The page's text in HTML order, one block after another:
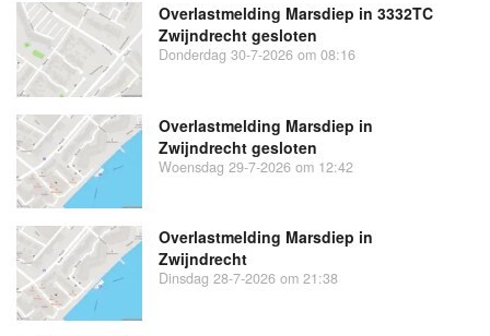
Overlastmelding Marsdiep in 3332TC
Zwijndrecht gesloten
Donderdag 30-7-2026 om 08:16
Overlastmelding Marsdiep in
Zwijndrecht gesloten
Woensdag 29-7-2026 om 12:42
Overlastmelding Marsdiep in
Zwijndrecht
Dinsdag 28-7-2026 om 21:38